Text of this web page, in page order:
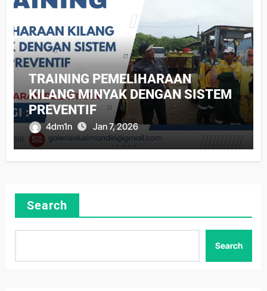
TRAINING PEMELIHARAAN
KILANG MINYAK DENGAN SISTEM
PREVENTIF
4dm1n Jan 7, 2026
Search
Search